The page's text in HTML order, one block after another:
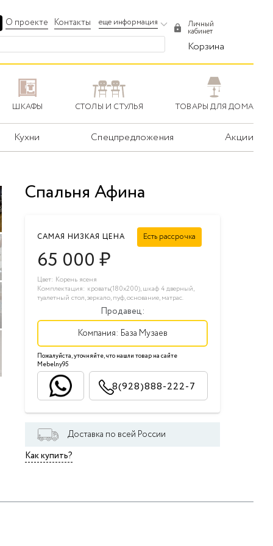
О проекте Контакты еще информация Личный
кабинет
Корзина
ШКАФЫ СТОЛЫ И СТУЛЬЯ ТОВАРЫ ДЛЯ ДОМА
Кухни Спецпредложения Акции
Спальня Афина
САМАЯ НИЗКАЯ ЦЕНА Есть рассрочка
65 000₽
Цвет: Корень ясеня
Комплектация: кровать(180х200), шкаф 4 дверный,
туалетный стол, зеркало, пуф, основание, матрас.
Продавец:
Компания: База Музаев
Пожалуйста, уточняйте, что нашли товар на сайте
Mebelny95
8(928)888-222-7
Доставка по всей России
Как купить?